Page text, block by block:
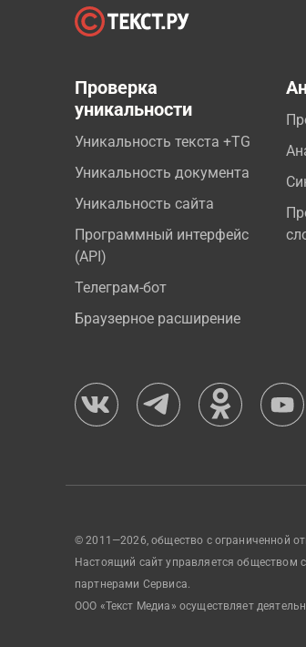
Проверка
уникальности
Уникальность текста +TG
Уникальность документа
Уникальность сайта
Программный интерфейс
(API)
Телеграм-бот
Браузерное расширение
© 2011—2026, общество с ограниченной
Настоящий сайт управляется обществом
партнерами Сервиса.
ООО «Текст Медиа» осуществляет